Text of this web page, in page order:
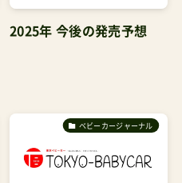
2025年 今後の発売予想
ベビーカージャーナル